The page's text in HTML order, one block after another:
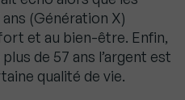
(Génération X)
et au bien-être. Enfin,
de 57 ans l’argent est
qualité de vie.